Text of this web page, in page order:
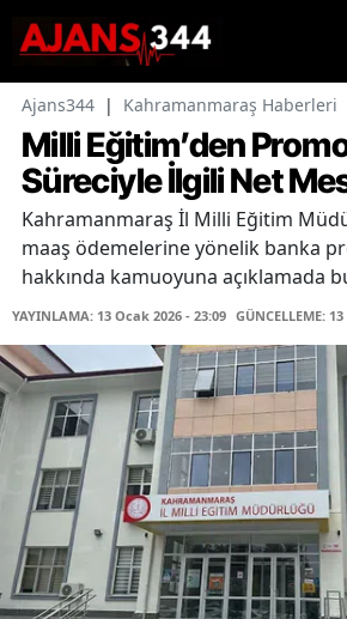
Ajans344 | Kahramanmaraş Haberleri
Milli Eğitim’den
Süreciyle İlgili Net
Kahramanmaraş İl Milli Eğitim
maaş ödemelerine yönelik banka
hakkında kamuoyuna açıklamada
YAYINLAMA: 13 Ocak 2026 - 23:09 GÜNCELLEME: